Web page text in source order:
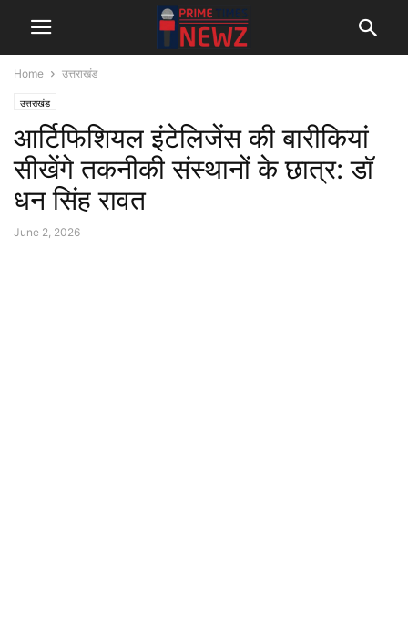
Home उत्तराखंड
उत्तराखंड
आर्टिफिशियल इंटेलिजेंस की बारीकियां
सीखेंगे तकनीकी संस्थानों के छात्र: डॉ
धन सिंह रावत
June 2, 2026